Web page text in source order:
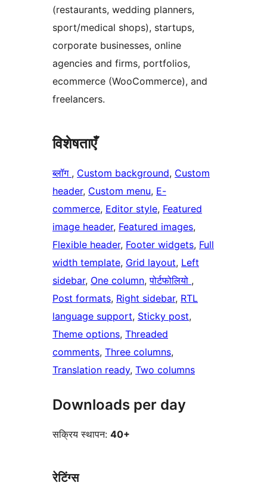
(restaurants, wedding planners,
sport/medical shops), startups,
corporate businesses, online
agencies and firms, portfolios,
ecommerce (WooCommerce), and
freelancers.
विशेषताएँ
ब्लॉग , Custom background, Custom
header, Custom menu, E-
commerce, Editor style, Featured
image header, Featured images
Flexible header, Footer widgets, Full
width template, Grid layout, Left
sidebar, One column, पोर्टफोलियो
Post formats, Right sidebar, RTL
language support, Sticky post
Theme options, Threaded
comments, Three columns
Translation ready, Two columns
Downloads per day
सक्रिय स्थापन: 40+
रेटिंग्स